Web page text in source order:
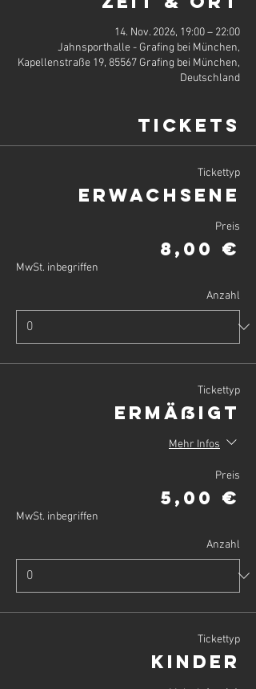
14. Nov. 2026, 19:00 – 22:00
Jahnsporthalle - Grafing bei München,
Kapellenstraße 19, 85567 Grafing bei München,
Deutschland
Tickets
Tickettyp
Erwachsene
Preis
8,00 €
MwSt. inbegriffen
Anzahl
Tickettyp
Ermäßigt
Mehr Infos
Preis
5,00 €
MwSt. inbegriffen
Anzahl
Tickettyp
Kinder